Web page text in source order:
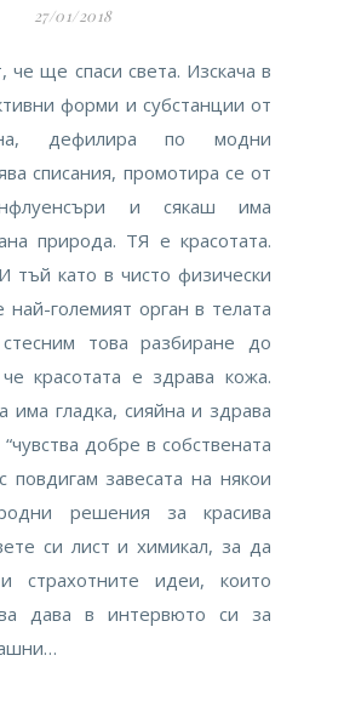
27/01/2018
че ще спаси света. Изскача в
форми и субстанции от
дефилира по модни
списания, промотира се от
и сякаш има
природа. ТЯ е красотата.
тъй като в чисто физически
най-големият орган в телата
това разбиране до
красотата е здрава кожа.
има гладка, сияйна и здрава
добре в собствената
повдигам завесата на някои
решения за красива
си лист и химикал, за да
страхотните идеи, които
дава в интервюто си за